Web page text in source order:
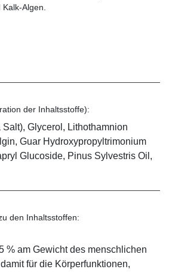
Algen.
der Inhaltsstoffe):
Glycerol, Lithothamnion
Guar Hydroxypropyltrimonium
Glucoside, Pinus Sylvestris Oil,
den Inhaltsstoffen:
% am Gewicht des menschlichen
für die Körperfunktionen,